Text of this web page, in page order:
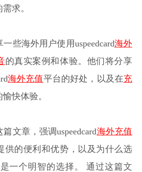
求。
些海外用户使用uspeedcard海外
的真实案例和体验。他们将分享
海外充值平台的好处，以及在充
快体验。
文章，强调uspeedcard海外充值
供的便利和优势，以及为什么选
是一个明智的选择。 通过这篇文